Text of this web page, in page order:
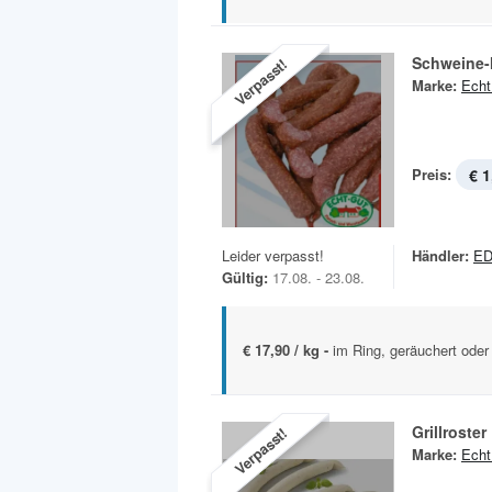
Verpasst! Marke:
Preis: €
Leider verpasst!
Gültig: 17.08. - 23.08.
Händler:
€ 17,90 / kg - im Ring, geräuchert
Verpasst! Grillroster
Marke: